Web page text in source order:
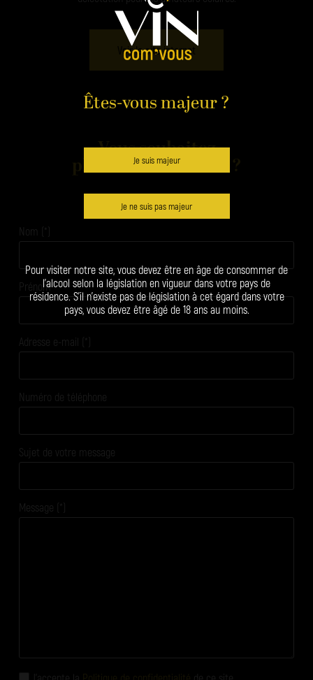
Êtes-vous majeur ?
Je suis majeur
Je ne suis pas majeur
Pour visiter notre site, vous devez être en âge de consommer de
l’alcool selon la législation en vigueur dans votre pays de
résidence. S’il n’existe pas de législation à cet égard dans votre
pays, vous devez être âgé de 18 ans au moins.
Voir le site internet
Vous souhaitez
plus d'informations ?
Nom (*)
Prénom
Adresse e-mail (*)
Numéro de téléphone
Sujet de votre message
Message (*)
J'accepte la de ce site.